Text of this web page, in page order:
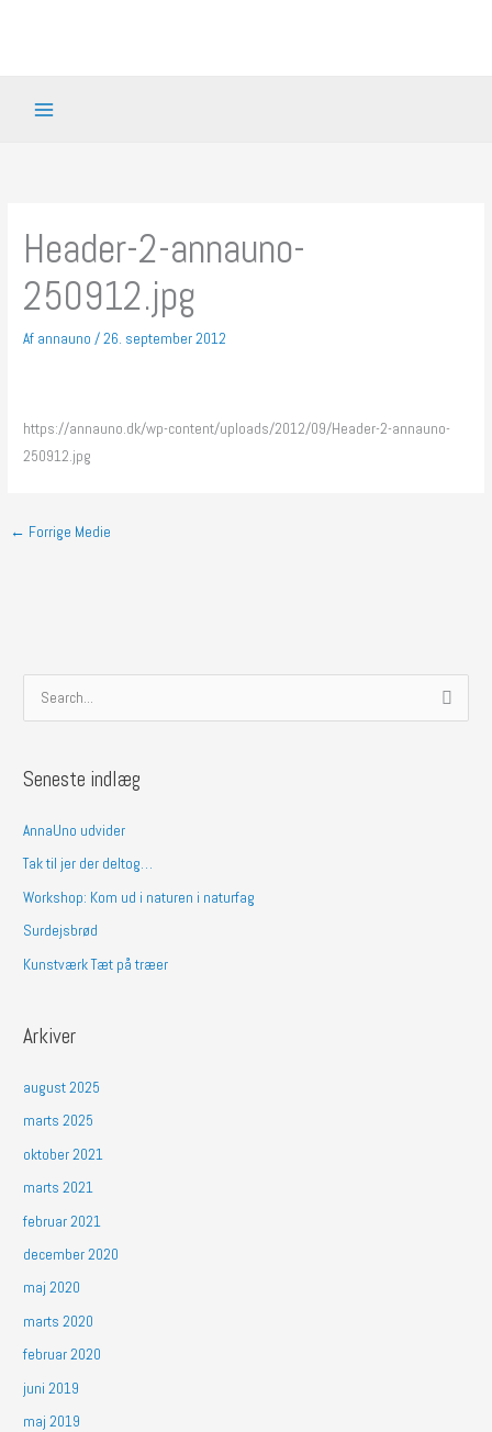
Header-2-annauno-
250912.jpg
Af annauno/26. september 2012
https://annauno.dk/wp-content/uploads/2012/09/Header-2-annauno-
250912.jpg
← Forrige Medie
e
f
:
Seneste indlæg
AnnaUno udvider
Tak til jer der deltog…
Workshop: Kom ud i naturen i naturfag
Surdejsbrød
Kunstværk Tæt på træer
Arkiver
august 2025
marts 2025
oktober 2021
marts 2021
februar 2021
december 2020
maj 2020
marts 2020
februar 2020
juni 2019
maj 2019